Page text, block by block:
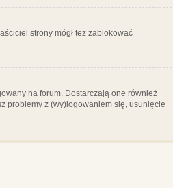
strony mógł też zablokować
na forum. Dostarczają one również
problemy z (wy)logowaniem się, usunięcie